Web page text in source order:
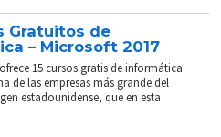
Gratuitos de
– Microsoft 2017
15 cursos gratis de informática
de las empresas más grande del
estadounidense, que en esta